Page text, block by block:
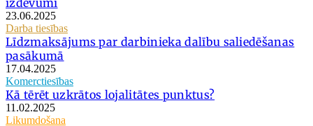
23.06.2025
Darba tiesības
Līdzmaksājums par darbinieka dalību saliedēšanas
pasākumā
17.04.2025
Komerctiesības
Kā tērēt uzkrātos lojalitātes punktus?
11.02.2025
Likumdošana